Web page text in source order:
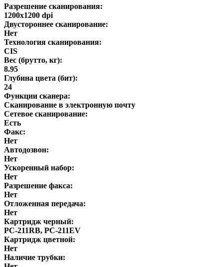
Разрешение сканирования:
1200x1200 dpi
Двустороннее сканирование:
Нет
Технология сканирования:
CIS
Вес (брутто, кг):
8.95
Глубина цвета (бит):
24
Функции сканера:
Сканирование в электронную почту
Сетевое сканирование:
Есть
Факс:
Нет
Автодозвон:
Нет
Ускоренный набор:
Нет
Разрешение факса:
Нет
Отложенная передача:
Нет
Картридж черный:
PC-211RB, PC-211EV
Картридж цветной:
Нет
Наличие трубки: